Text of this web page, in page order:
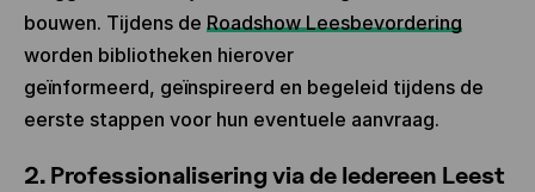
bouwen. Tijdens de Roadshow Leesbevordering
worden bibliotheken hierover
geïnformeerd, geïnspireerd en begeleid tijdens de
eerste stappen voor hun eventuele aanvraag.
2. Professionalisering via de Iedereen Leest